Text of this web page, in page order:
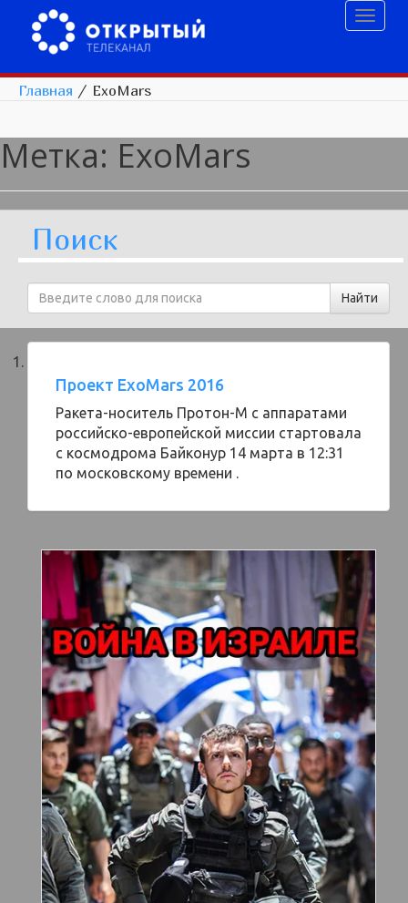
Главная / ExoMars
Метка: ExoMars
Поиск
Проект ExoMars 2016
Ракета-носитель Протон-М c аппаратами
российско-европейской миссии стартовала
с космодрома Байконур 14 марта в 12:31
по московскому времени .